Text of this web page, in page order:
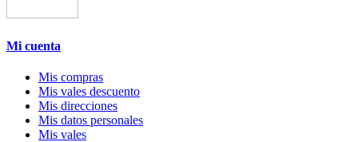
Mi cuenta
Mis compras
Mis vales descuento
Mis direcciones
Mis datos personales
Mis vales